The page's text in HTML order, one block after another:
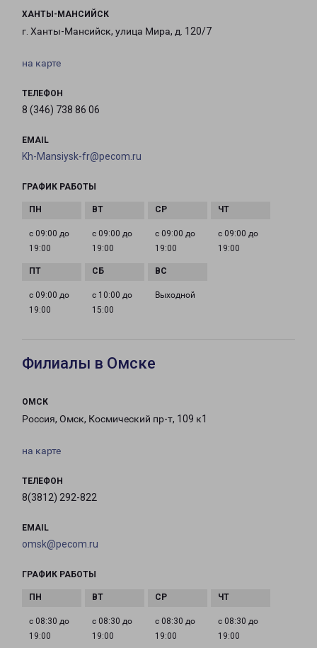
ХАНТЫ-МАНСИЙСК
г. Ханты-Мансийск, улица Мира, д. 120/7
на карте
ТЕЛЕФОН
8 (346) 738 86 06
EMAIL
Kh-Mansiysk-fr@pecom.ru
ГРАФИК РАБОТЫ
с 09:00 до
19:00
с 09:00 до
19:00
с 09:00 до
19:00
с 09:00 до
19:00
с 09:00 до
19:00
с 10:00 до
15:00
Выходной
Филиалы в Омске
ОМСК
Россия, Омск, Космический пр-т, 109 к1
на карте
ТЕЛЕФОН
8(3812) 292-822
EMAIL
omsk@pecom.ru
ГРАФИК РАБОТЫ
с 08:30 до
19:00
с 08:30 до
19:00
с 08:30 до
19:00
с 08:30 до
19:00